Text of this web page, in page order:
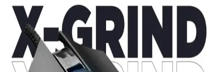
Otellerde USB şarj portları üzerinden gerçekleşebileceği düşünülen
juice jacking saldırıları, iOS cihazların varsayılan güvenlik önlemleri
sayesinde nadiren gerçekleşir. Basit ayarlarla riskler azaltılabilir.
R2R DAC Teknolojisi ve LED Işıklarla
Görselleştirilen Dijital-Analog Dönüştürücü Projesi